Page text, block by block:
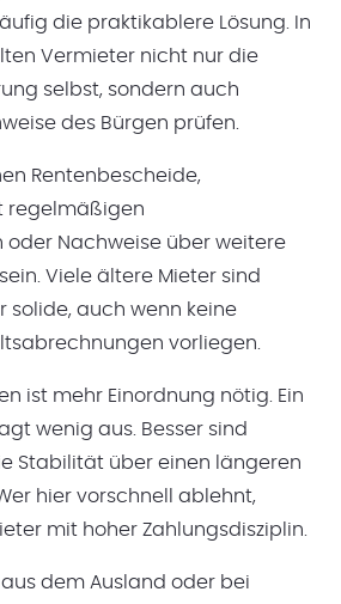
die praktikablere Lösung. In
Vermieter nicht nur die
selbst, sondern auch
des Bürgen prüfen.
Rentenbescheide,
regelmäßigen
oder Nachweise über weitere
Viele ältere Mieter sind
solide, auch wenn keine
vorliegen.
ist mehr Einordnung nötig. Ein
wenig aus. Besser sind
Stabilität über einen längeren
hier vorschnell ablehnt,
mit hoher Zahlungsdisziplin.
dem Ausland oder bei